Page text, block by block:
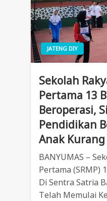
JATENG DIY
Sekolah
Pertama 13
Beroperasi,
Pendidikan
Anak
BANYUMAS –
Pertama (SRMP)
Di Sentra Satria
Telah Memulai